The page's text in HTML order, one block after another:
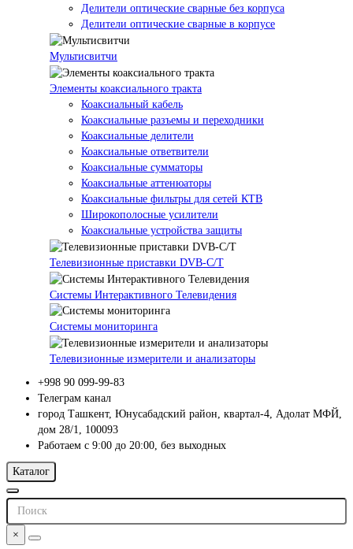
Делители оптические сварные без корпуса
Делители оптические сварные в корпусе
Мультисвитчи
Элементы коаксиального тракта
Коаксиальный кабель
Коаксиальные разъемы и переходники
Коаксиальные делители
Коаксиальные ответвители
Коаксиальные сумматоры
Коаксиальные аттенюаторы
Коаксиальные фильтры для сетей КТВ
Широкополосные усилители
Коаксиальные устройства защиты
Телевизионные приставки DVB-C/T
Системы Интерактивного Телевидения
Системы мониторинга
Телевизионные измерители и анализаторы
+998 90 099-99-83
Телеграм канал
город Ташкент, Юнусабадский район, квартал-4, Адолат МФЙ,
дом 28/1, 100093
Работаем с 9:00 до 20:00, без выходных
Каталог
×